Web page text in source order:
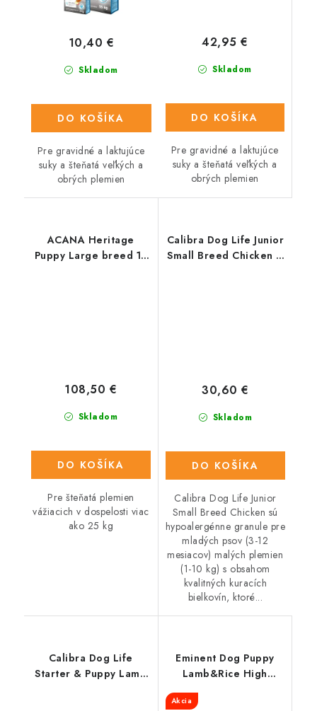
Skladom
10,40 €
DO KOŠÍKA
Pre gravidné a laktujúce
suky a šteňatá veľkých a
obrých plemien
Skladom
42,95 €
DO KOŠÍKA
Pre gravidné a laktujúce
suky a šteňatá veľkých a
obrých plemien
ACANA Heritage
Puppy Large breed 17
Skladom
108,50 €
DO KOŠÍKA
Pre šteňatá plemien
vážiacich v dospelosti viac
ako 25 kg
Calibra Dog Life Junior
Small Breed Chicken 6
Skladom
30,60 €
DO KOŠÍKA
Calibra Dog Life Junior
Small Breed Chicken sú
hypoalergénne granule pre
mladých psov (3-12
mesiacov) malých plemien
(1-10 kg) s obsahom
kvalitných kuracích
bielkovín, ktoré...
Calibra Dog Life
Starter & Puppy Lamb
Eminent Dog Puppy
Lamb&Rice High
Akcia